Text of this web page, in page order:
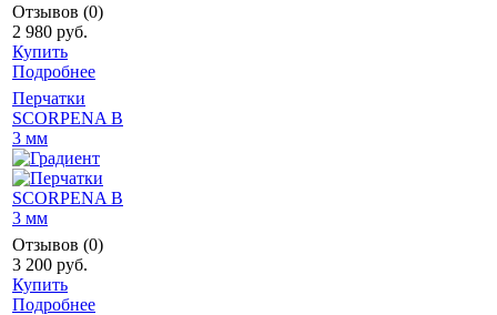
Отзывов (0)
2 980 руб.
Купить
Подробнее
Перчатки
SCORPENA B
3 мм
Отзывов (0)
3 200 руб.
Купить
Подробнее